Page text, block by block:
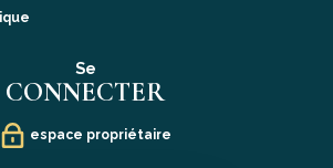
Se
CONNECTER
espace propriétaire